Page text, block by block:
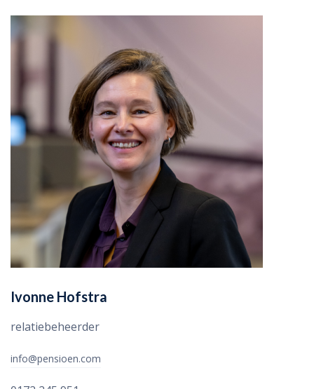
Ivonne Hofstra
relatiebeheerder
info@pensioen.com